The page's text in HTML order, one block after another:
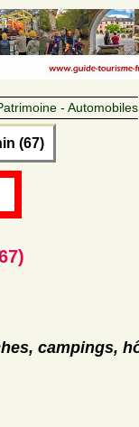
- Automobiles
(67)
campings,